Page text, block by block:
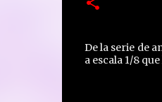
De la serie de
a escala 1/8